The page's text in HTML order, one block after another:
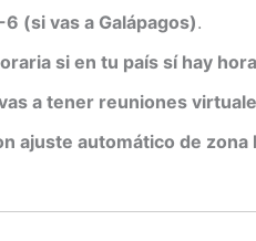
(si vas a Galápagos).
si en tu país sí hay
a tener reuniones
ajuste automático de zona